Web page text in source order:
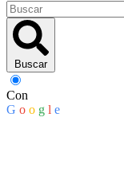
Buscar
Con
G o o g l e